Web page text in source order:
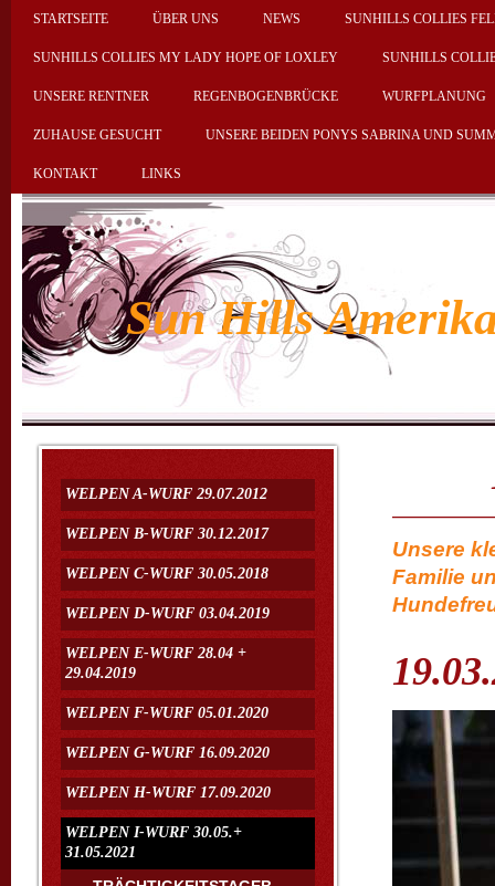
STARTSEITE ÜBER UNS NEWS SUNHILLS COLLIES
SUNHILLS COLLIES MY LADY HOPE OF LOXLEY SUNHILLS
UNSERE RENTNER REGENBOGENBRÜCKE WURFPLANUNG
ZUHAUSE GESUCHT UNSERE BEIDEN PONYS SABRINA UND
KONTAKT LINKS
Sun Hills
WELPEN A-WURF 29.07.2012
WELPEN B-WURF 30.12.2017
WELPEN C-WURF 30.05.2018
WELPEN D-WURF 03.04.2019
WELPEN E-WURF 28.04 +
29.04.2019
WELPEN F-WURF 05.01.2020
WELPEN G-WURF 16.09.2020
WELPEN H-WURF 17.09.2020
WELPEN I-WURF 30.05.+
31.05.2021
Ice
Unsere
Familie